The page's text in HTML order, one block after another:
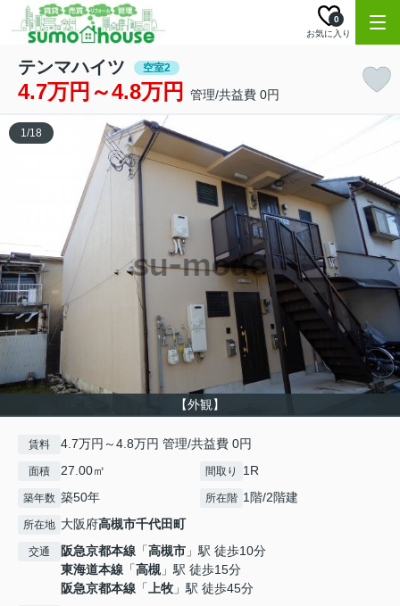
お気に入り
0
テンマハイツ 空室2
4.7万円～4.8万円 管理/共益費 0円
【外観】
1/18
賃料 4.7万円～4.8万円 管理/共益費 0円
面積 27.00㎡ 間取り 1R
築年数 築50年 所在階 1階/2階建
所在地 大阪府高槻市千代田町
交通 阪急京都本線 「高槻市 」駅 徒歩10分
東海道本線 「高槻 」駅 徒歩15分
阪急京都本線 「上牧 」駅 徒歩45分